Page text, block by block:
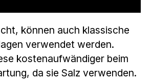
können auch klassische
verwendet werden.
kostenaufwändiger beim
da sie Salz verwenden.